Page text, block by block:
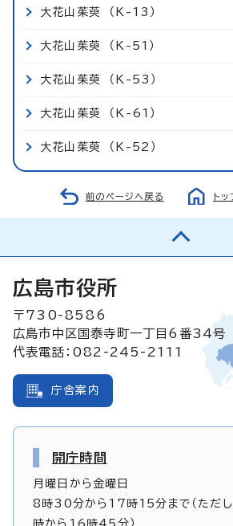
大花山茱萸 （K-13）
大花山茱萸 （K-51）
大花山茱萸 （K-53）
大花山茱萸 （K-61）
大花山茱萸 （K-52）
前のページへ戻る ト
広島市役所
〒730-8586
広島市中区国泰寺町一丁目6番34号
代表電話：082-245-2111
庁舎案内
開庁時間
月曜日から金曜日
8時30分から17時15分まで（ただし
時から16時45分）